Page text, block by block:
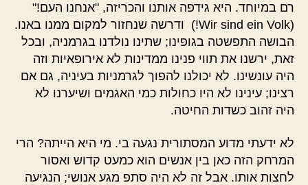
רם במיוחד. היא גידפה אותנו והכריזה, "אנחנו העם!"
(Wir sind ein Volk!) ודרשה שנחזור למקום ממנו באנו.
הבושה התפשטה בגופינו; שתינו נולדנו בגרמניה, ובכל
זאת, ירשנו את תווי פנינו ממדינות לא אירופאיות וזה
היה עונשינו. לא יכולנו להפוך לגרמניות בעיניה, גם אם
רצינו; עינינו לא היו כחולות כמי האגמים ושיערנו לא
היה זהוב כשדות החיטה.
לא ידעתי מדוע המסתורית נגעה בי. מי היא הייתה? הרי
המרחק הזה כאן בין אנשים הוא כמעט קדוש ואסור
לחצות אותו. אבל זה לא היה סתפ מגע אנושי; הנגיעה